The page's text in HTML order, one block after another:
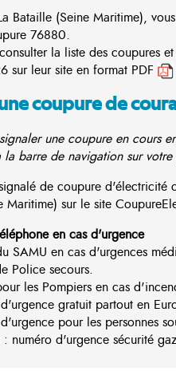
Bataille (Seine Maritime),
76880.
la liste des coupures
sur leur site en format PDF
coupure de
une coupure en cours
la barre de navigation sur votre
de coupure d'électricité
Maritime) sur le site
en cas d'urgence
SAMU en cas d'urgences
Police secours.
les Pompiers en cas
gratuit partout en
pour les personnes
numéro d'urgence sécurité